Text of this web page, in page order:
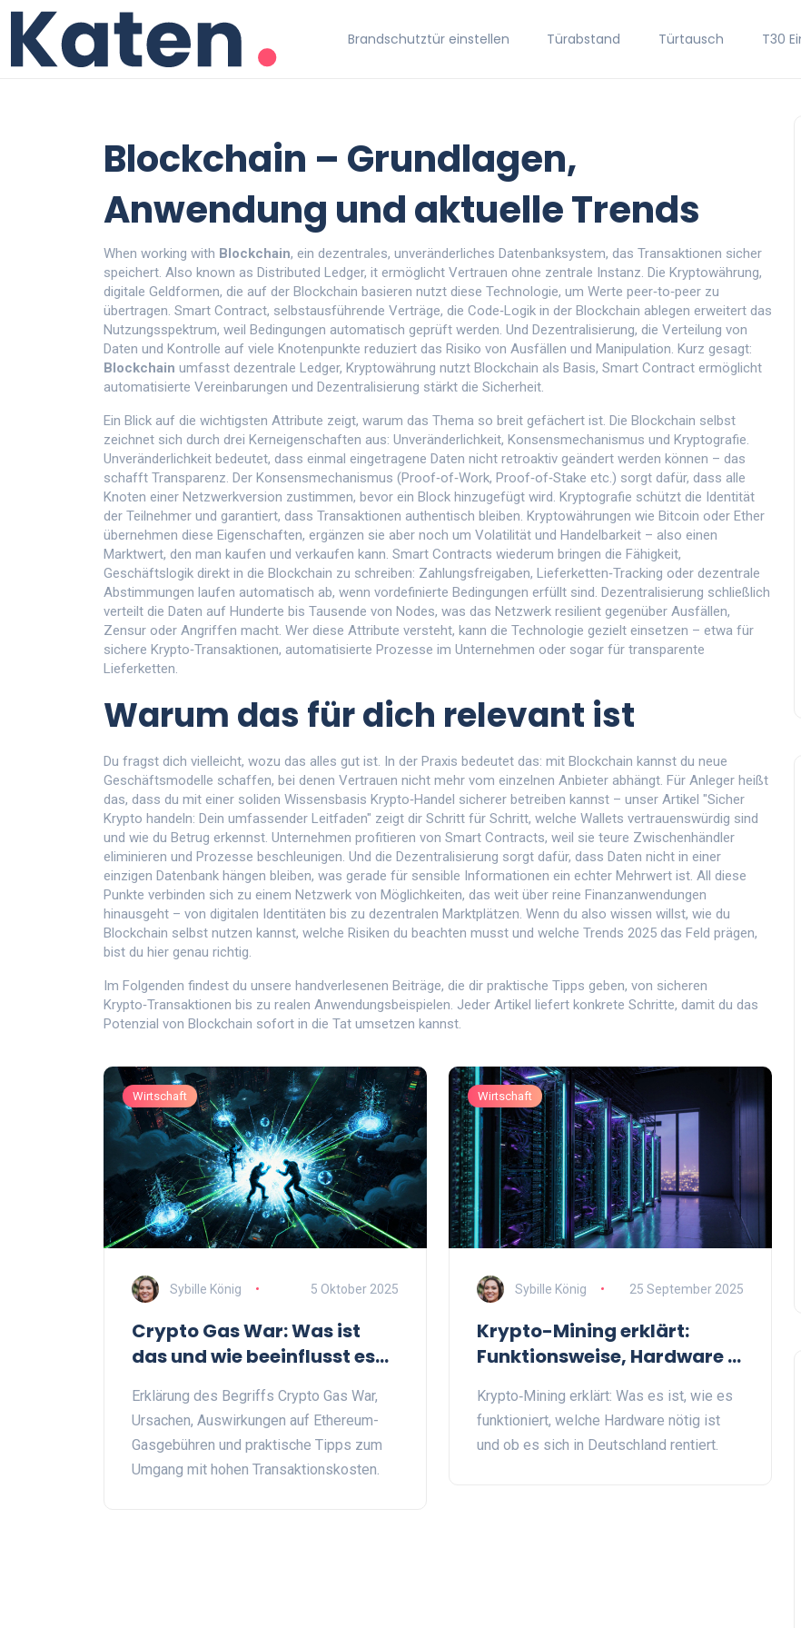
Brandschutztür einstellen Türabstand Türtausch T30
Blockchain – Grundlagen,
Anwendung und aktuelle Trends
When working with Blockchain, ein dezentrales, unveränderliches Datenbanksystem, das Transaktionen sicher
speichert. Also known as Distributed Ledger, it ermöglicht Vertrauen ohne zentrale Instanz. Die Kryptowährung,
digitale Geldformen, die auf der Blockchain basieren nutzt diese Technologie, um Werte peer‑to‑peer zu
übertragen. Smart Contract, selbstausführende Verträge, die Code‑Logik in der Blockchain ablegen erweitert das
Nutzungsspektrum, weil Bedingungen automatisch geprüft werden. Und Dezentralisierung, die Verteilung von
Daten und Kontrolle auf viele Knotenpunkte reduziert das Risiko von Ausfällen und Manipulation. Kurz gesagt:
Blockchain umfasst dezentrale Ledger, Kryptowährung nutzt Blockchain als Basis, Smart Contract ermöglicht
automatisierte Vereinbarungen und Dezentralisierung stärkt die Sicherheit.
Ein Blick auf die wichtigsten Attribute zeigt, warum das Thema so breit gefächert ist. Die Blockchain selbst
zeichnet sich durch drei Kerneigenschaften aus: Unveränderlichkeit, Konsensmechanismus und Kryptografie.
Unveränderlichkeit bedeutet, dass einmal eingetragene Daten nicht retroaktiv geändert werden können – das
schafft Transparenz. Der Konsensmechanismus (Proof‑of‑Work, Proof‑of‑Stake etc.) sorgt dafür, dass alle
Knoten einer Netzwerk­version zustimmen, bevor ein Block hinzugefügt wird. Kryptografie schützt die Identität
der Teilnehmer und garantiert, dass Transaktionen authentisch bleiben. Kryptowährungen wie Bitcoin oder Ether
übernehmen diese Eigenschaften, ergänzen sie aber noch um Volatilität und Handelbarkeit – also einen
Marktwert, den man kaufen und verkaufen kann. Smart Contracts wiederum bringen die Fähigkeit,
Geschäftslogik direkt in die Blockchain zu schreiben: Zahlungsfreigaben, Lieferketten‑Tracking oder dezentrale
Abstimmungen laufen automatisch ab, wenn vordefinierte Bedingungen erfüllt sind. Dezentralisierung schließlich
verteilt die Daten auf Hunderte bis Tausende von Nodes, was das Netzwerk resilient gegenüber Ausfällen,
Zensur oder Angriffen macht. Wer diese Attribute versteht, kann die Technologie gezielt einsetzen – etwa für
sichere Krypto‑Transaktionen, automatisierte Prozesse im Unternehmen oder sogar für transparente
Lieferketten.
Warum das für dich relevant ist
Du fragst dich vielleicht, wozu das alles gut ist. In der Praxis bedeutet das: mit Blockchain kannst du neue
Geschäftsmodelle schaffen, bei denen Vertrauen nicht mehr vom einzelnen Anbieter abhängt. Für Anleger heißt
das, dass du mit einer soliden Wissensbasis Krypto‑Handel sicherer betreiben kannst – unser Artikel "Sicher
Krypto handeln: Dein umfassender Leitfaden" zeigt dir Schritt für Schritt, welche Wallets vertrauenswürdig sind
und wie du Betrug erkennst. Unternehmen profitieren von Smart Contracts, weil sie teure Zwischenhändler
eliminieren und Prozesse beschleunigen. Und die Dezentralisierung sorgt dafür, dass Daten nicht in einer
einzigen Datenbank hängen bleiben, was gerade für sensible Informationen ein echter Mehrwert ist. All diese
Punkte verbinden sich zu einem Netzwerk von Möglichkeiten, das weit über reine Finanzanwendungen
hinausgeht – von digitalen Identitäten bis zu dezentralen Marktplätzen. Wenn du also wissen willst, wie du
Blockchain selbst nutzen kannst, welche Risiken du beachten musst und welche Trends 2025 das Feld prägen,
bist du hier genau richtig.
Im Folgenden findest du unsere handverlesenen Beiträge, die dir praktische Tipps geben, von sicheren
Krypto‑Transaktionen bis zu realen Anwendungsbeispielen. Jeder Artikel liefert konkrete Schritte, damit du das
Potenzial von Blockchain sofort in die Tat umsetzen kannst.
Wirtschaft
Sybille König 5 Oktober 2025
Crypto Gas War: Was ist
das und wie beeinflusst es
Erklärung des Begriffs Crypto Gas War,
Ursachen, Auswirkungen auf Ethereum-
Gasgebühren und praktische Tipps zum
Umgang mit hohen Transaktionskosten.
Wirtschaft
Sybille König 25 September 2025
Krypto-Mining erklärt:
Funktionsweise, Hardware &
Krypto‑Mining erklärt: Was es ist, wie es
funktioniert, welche Hardware nötig ist
und ob es sich in Deutschland rentiert.